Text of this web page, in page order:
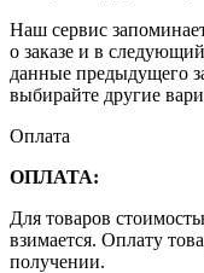
Наш сервис
о заказе и в
данные предыдущего
выбирайте другие
Оплата
ОПЛАТА:
Для товаров
взимается. Оплату
получении.